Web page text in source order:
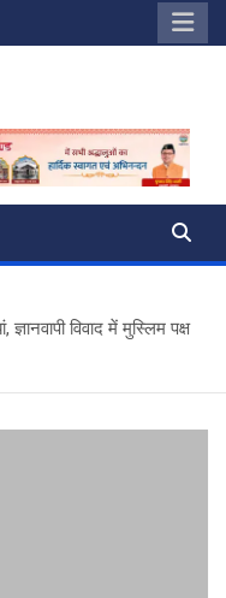
विवाद में मुस्लिम पक्ष